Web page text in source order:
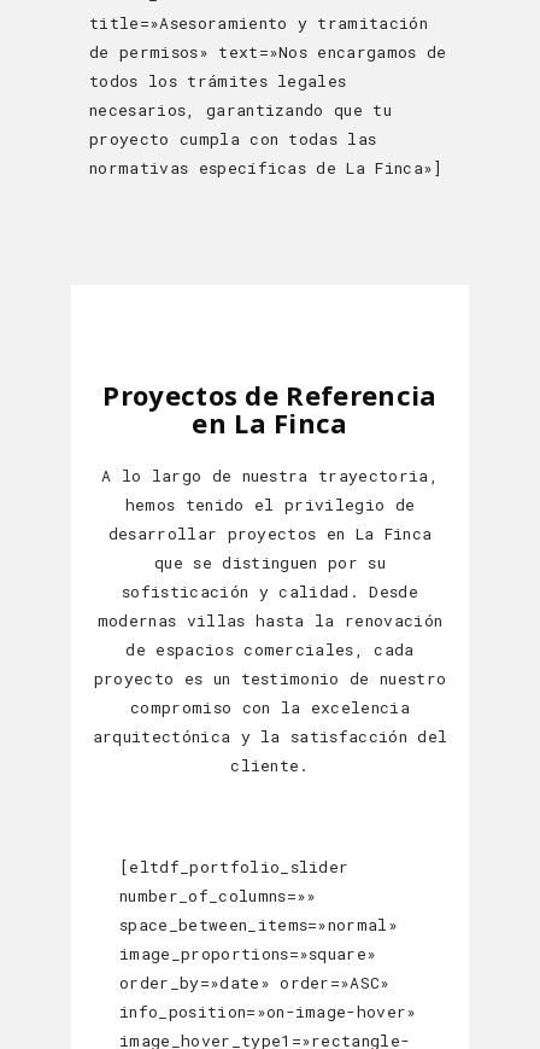
title=»Asesoramiento y tramitación
de permisos» text=»Nos encargamos de
todos los trámites legales
necesarios, garantizando que tu
proyecto cumpla con todas las
normativas específicas de La Finca»]
Proyectos de Referencia
en La Finca
A lo largo de nuestra trayectoria,
hemos tenido el privilegio de
desarrollar proyectos en La Finca
que se distinguen por su
sofisticación y calidad. Desde
modernas villas hasta la renovación
de espacios comerciales, cada
proyecto es un testimonio de nuestro
compromiso con la excelencia
arquitectónica y la satisfacción del
cliente.
[eltdf_portfolio_slider
number_of_columns=»»
space_between_items=»normal»
image_proportions=»square»
order_by=»date» order=»ASC»
info_position=»on-image-hover»
image_hover_type1=»rectangle-